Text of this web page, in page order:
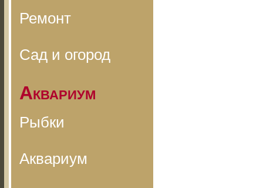
Ремонт
Сад и огород
Аквариум
Рыбки
Аквариум